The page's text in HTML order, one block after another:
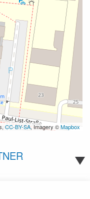
CC-BY-SA, Imagery ©Mapbox